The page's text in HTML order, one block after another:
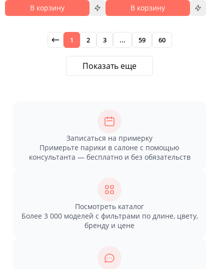
В корзину В корзину
1 2 3 ... 59 60
Показать еще
Записаться на примерку
Примерьте парики в салоне с помощью
консультанта — бесплатно и без обязательств
Посмотреть каталог
Более 3 000 моделей с фильтрами по длине, цвету,
бренду и цене